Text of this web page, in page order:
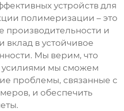
устройств для
полимеризации – это
производительности и
вклад в устойчивое
Мы верим, что
усилиями мы сможем
проблемы, связанные с
и обеспечить